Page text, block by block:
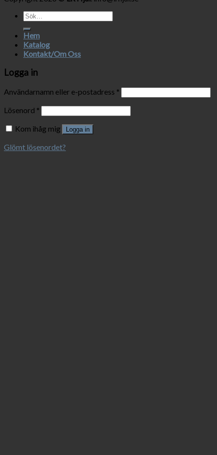
Sök
efter:
Hem
Katalog
Kontakt/Om Oss
Logga in
Användarnamn eller e-postadress *
Lösenord *
Kom ihåg mig
Logga in
Glömt lösenordet?